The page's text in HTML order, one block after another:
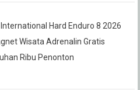
Hard Enduro 8 2026
Wisata Adrenalin Gratis
Ribu Penonton